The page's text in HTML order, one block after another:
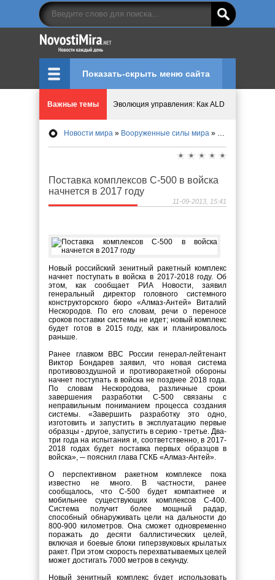
Показать-скрыть меню сайта
Важные темы Эволюция управления: Как ALD Pro меняет
Криптовалюту предложили признать
Мир ярких эмоций и виртуальных
Новости мира » Вооруженные силы мира » Поставка комплексов С-500 в войска начнется в 2017 году
Поставка комплексов С-500 в войска
начнется в 2017 году
11-09-2013, 15:41
Новый российский зенитный ракетный комплекс
начнет поступать в войска в 2017-2018 году. Об
этом, как сообщает РИА Новости, заявил
генеральный директор головного системного
конструкторского бюро «Алмаз-Антей» Виталий
Нескородов. По его словам, речи о переносе
сроков поставки системы не идет; новый комплекс
будет готов в 2015 году, как и планировалось
раньше.
Ранее главком ВВС России генерал-лейтенант
Виктор Бондарев заявил, что новая система
противовоздушной и противоракетной обороны
начнет поступать в войска не позднее 2018 года.
По словам Нескородова, различные сроки
завершения разработки С-500 связаны с
неправильным пониманием процесса создания
системы. «Завершить разработку это одно,
изготовить и запустить в эксплуатацию первые
образцы - другое, запустить в серию - третье. Два-
три года на испытания и, соответственно, в 2017-
2018 годах будет поставка первых образцов в
войска», ─ пояснил глава ГСКБ «Алмаз-Антей».
О перспективном ракетном комплексе пока
известно не много. В частности, ранее
сообщалось, что С-500 будет компактнее и
мобильнее существующих комплексов С-400.
Система получит более мощный радар,
способный обнаруживать цели на дальности до
800-900 километров. Она сможет одновременно
поражать до десяти баллистических целей,
включая и боевые блоки гиперзвуковых крылатых
ракет. При этом скорость перехватываемых целей
может достигать 7000 метров в секунду.
Новый зенитный комплекс будет использовать